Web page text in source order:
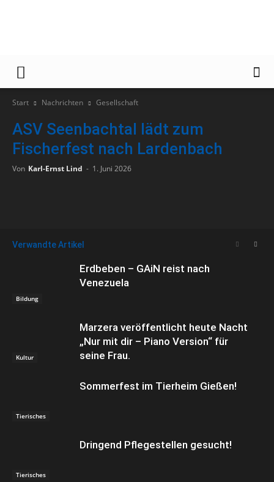
Zeitung
Start Nachrichten Gesellschaft
ASV Seenbachtal lädt zum
Fischerfest nach Lardenbach
Von Karl-Ernst Lind - 1. Juni 2026
Verwandte Artikel
Bildung
Erdbeben – GAiN reist nach
Venezuela
Kultur
Marzera veröffentlicht heute Nacht
„Nur mit dir – Piano Version“ für
seine Frau.
Tierisches
Sommerfest im Tierheim Gießen!
Tierisches
Dringend Pflegestellen gesucht!